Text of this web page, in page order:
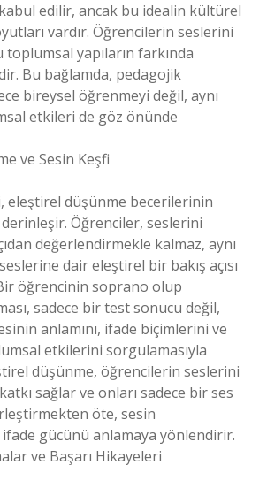
edilir, ancak bu idealin kültürel
vardır. Öğrencilerin seslerini
yapıların farkında
Bu bağlamda, pedagojik
bireysel öğrenmeyi değil, aynı
etkileri de göz önünde
ve Sesin Keşfi
eleştirel düşünme becerilerinin
Öğrenciler, seslerini
değerlendirmekle kalmaz, aynı
dair eleştirel bir bakış açısı
öğrencinin soprano olup
sadece bir test sonucu değil,
anlamını, ifade biçimlerini ve
etkilerini sorgulamasıyla
düşünme, öğrencilerin seslerini
sağlar ve onları sadece bir ses
öte, sesin
gücünü anlamaya yönlendirir.
ve Başarı Hikayeleri